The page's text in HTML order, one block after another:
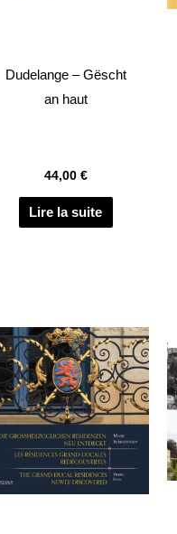
Dudelange – Gëscht
an haut
44,00 €
Lire la suite